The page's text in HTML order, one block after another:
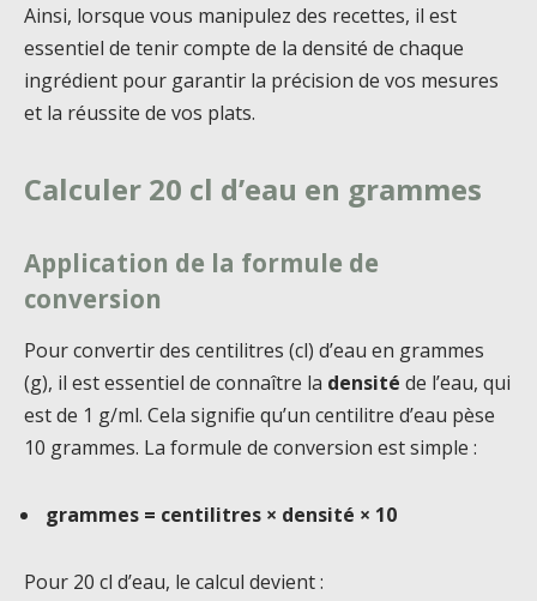
Ainsi, lorsque vous manipulez des recettes, il est
essentiel de tenir compte de la densité de chaque
ingrédient pour garantir la précision de vos mesures
et la réussite de vos plats.
Calculer 20 cl d’eau en grammes
Application de la formule de
conversion
Pour convertir des centilitres (cl) d’eau en grammes
(g), il est essentiel de connaître la densité de l’eau, qui
est de 1 g/ml. Cela signifie qu’un centilitre d’eau pèse
10 grammes. La formule de conversion est simple :
grammes = centilitres × densité × 10
Pour 20 cl d’eau, le calcul devient :